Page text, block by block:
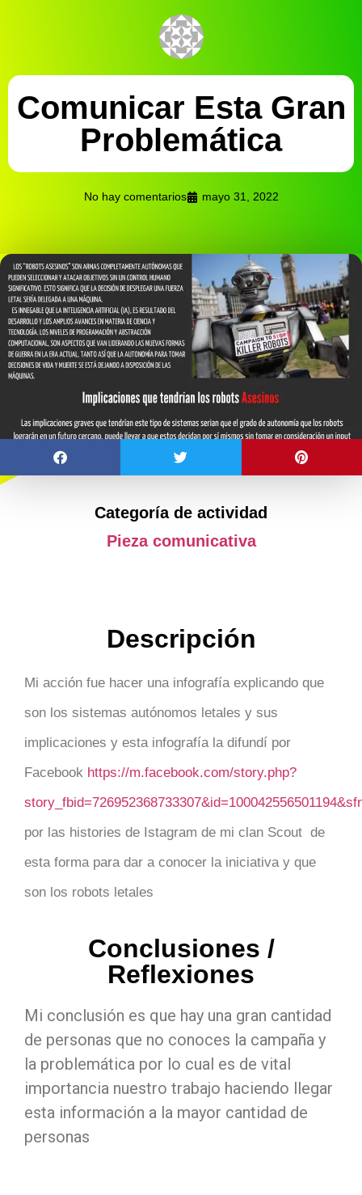
Comunicar Esta Gran
Problemática
No hay comentarios mayo 31, 2022
Categoría de actividad
Pieza comunicativa
Descripción
Mi acción fue hacer una infografía explicando que
son los sistemas autónomos letales y sus
implicaciones y esta infografía la difundí por
Facebook https://m.facebook.com/story.php?
por las histories de Istagram de mi clan Scout de
esta forma para dar a conocer la iniciativa y que
son los robots letales
Conclusiones /
Reflexiones
Mi conclusión es que hay una gran cantidad
de personas que no conoces la campaña y
la problemática por lo cual es de vital
importancia nuestro trabajo haciendo llegar
esta información a la mayor cantidad de
personas